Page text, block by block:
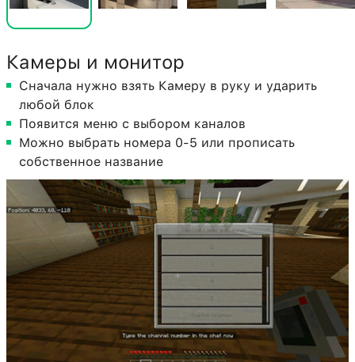
Камеры и монитор
Сначала нужно взять Камеру в руку и ударить
любой блок
Появится меню с выбором каналов
Можно выбрать номера 0-5 или прописать
собственное название